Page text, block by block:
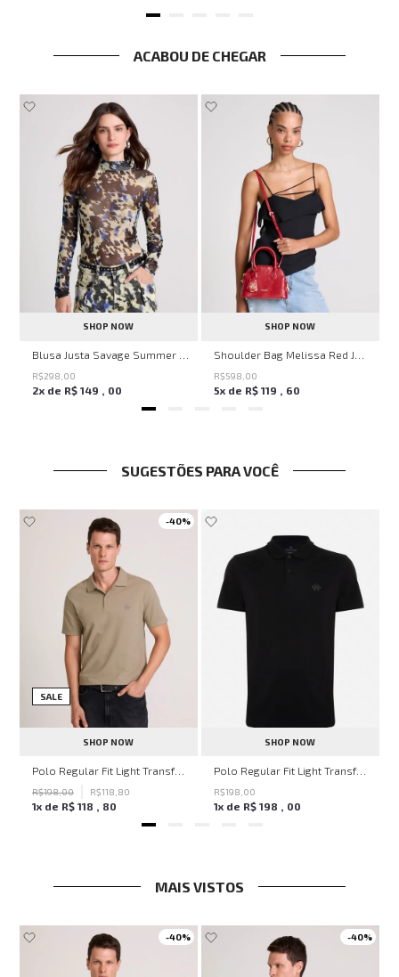
ACABOU DE CHEGAR
SHOP NOW
R$298 00
2x de R$ 149 , 00
SHOP NOW
R$598 00
5x de R$ 119 , 60
SUGESTÕES PARA VOCÊ
-40%
SALE
SHOP NOW
Polo Regular Fit Light Transfer Bege Médio John John Masculina
R$198,00 R$118 80
1x de R$ 118 80
SHOP NOW
Polo Regular Fit Light Transfer Preto John John Masculina
R$198 00
1x de R$ 198 00
MAIS VISTOS
-40% -40%